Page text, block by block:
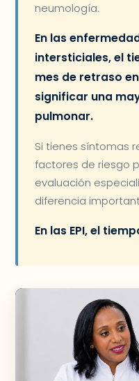
neumología.
En las
intersticiales, el
mes de retraso
significar una
pulmonar.
Si tienes síntomas
factores de riesgo
evaluación
diferencia
En las EPI, el